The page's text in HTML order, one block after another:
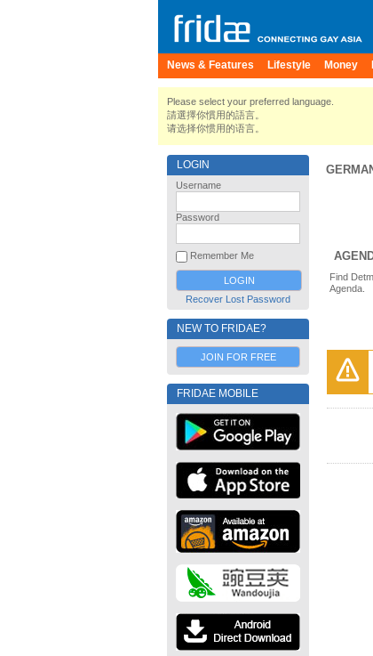
News & Features Lifestyle Money
Please select your preferred language.
請選擇你慣用的語言。
请选择你惯用的语言。
LOGIN
Username
Password
Remember Me
Recover Lost Password
NEW TO FRIDAE?
JOIN FOR FREE
FRIDAE MOBILE
Find
Agenda.